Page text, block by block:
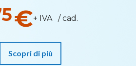
€+ IVA / cad.
Scopri di più